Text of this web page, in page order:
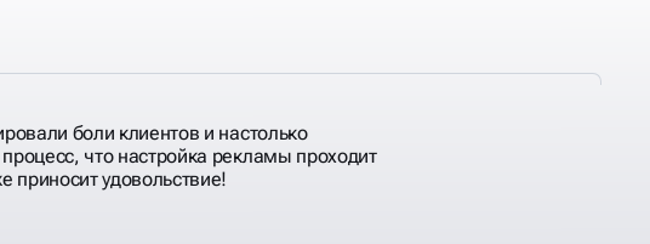
боли клиентов и настолько
что настройка рекламы проходит
приносит удовольствие!